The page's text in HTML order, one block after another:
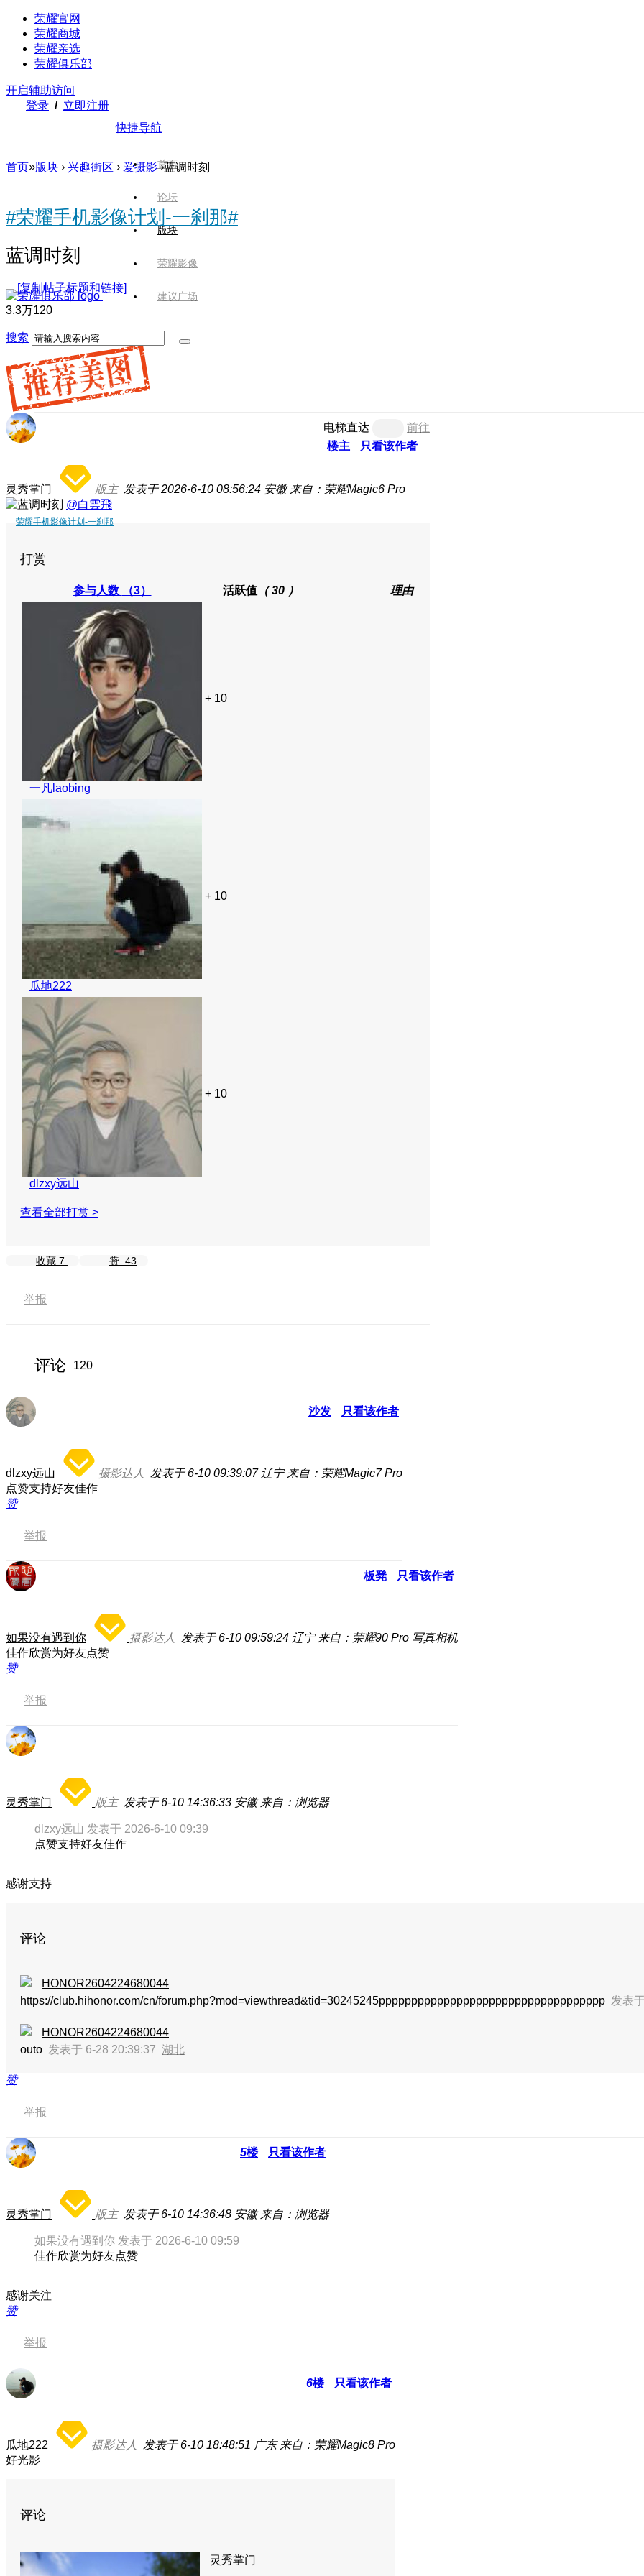
荣耀官网
荣耀商城
荣耀亲选
荣耀俱乐部
开启辅助访问
登录 / 立即注册
快捷导航
首页
论坛
版块
荣耀影像
建议广场
搜索
首页»版块 › 兴趣街区 › 爱摄影 ›蓝调时刻
#荣耀手机影像计划-一刹那#
蓝调时刻
[复制帖子标题和链接]
3.3万120
电梯直达
前往
楼主
只看该作者
灵秀掌门 版主 发表于 2026-6-10 08:56:24 安徽 来自：荣耀Magic6 Pro
@白雲飛
荣耀手机影像计划-一刹那
打赏
参与人数 （3） 活跃值（ 30 ） 理由
一凡laobing
+ 10
瓜地222
+ 10
dlzxy远山
+ 10
查看全部打赏 >
收藏 7 赞 43
举报
评论 120
沙发 只看该作者
dlzxy远山 摄影达人 发表于 6-10 09:39:07 辽宁 来自：荣耀Magic7 Pro
点赞支持好友佳作
赞
举报
板凳 只看该作者
如果没有遇到你 摄影达人 发表于 6-10 09:59:24 辽宁 来自：荣耀90 Pro 写真相机
佳作欣赏为好友点赞
赞
举报
灵秀掌门 版主 发表于 6-10 14:36:33 安徽 来自：浏览器
dlzxy远山 发表于 2026-6-10 09:39
点赞支持好友佳作
感谢支持
评论
HONOR2604224680044
https://club.hihonor.com/cn/forum.php?mod=viewthread&tid=30245245ppppppppppppppppppppppppppppppppppp 发表
HONOR2604224680044
outo 发表于 6-28 20:39:37 湖北
赞
举报
5楼 只看该作者
灵秀掌门 版主 发表于 6-10 14:36:48 安徽 来自：浏览器
如果没有遇到你 发表于 2026-6-10 09:59
佳作欣赏为好友点赞
感谢关注
赞
举报
6楼 只看该作者
瓜地222 摄影达人 发表于 6-10 18:48:51 广东 来自：荣耀Magic8 Pro
好光影
评论
灵秀掌门